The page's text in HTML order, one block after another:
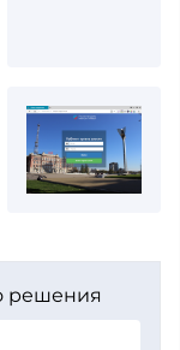
решения